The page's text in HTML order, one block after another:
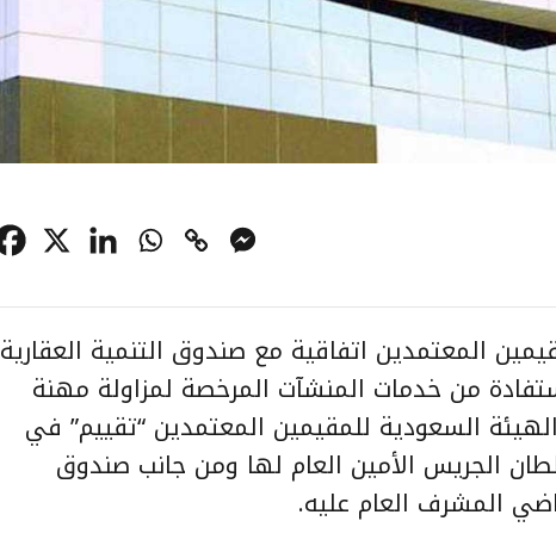
المعتمدين اتفاقية مع صندوق التنمية العقارية
من خدمات المنشآت المرخصة لمزاولة مهنة
السعودية للمقيمين المعتمدين “تقييم” في
الجريس الأمين العام لها ومن جانب صندوق
المشرف العام عليه.